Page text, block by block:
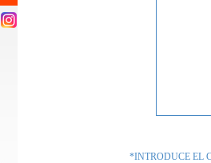
*INTRODUCE EL